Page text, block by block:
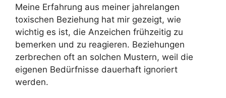
Meine Erfahrung aus meiner jahrelangen
toxischen Beziehung hat mir gezeigt, wie
wichtig es ist, die Anzeichen frühzeitig zu
bemerken und zu reagieren. Beziehungen
zerbrechen oft an solchen Mustern, weil die
eigenen Bedürfnisse dauerhaft ignoriert
werden.